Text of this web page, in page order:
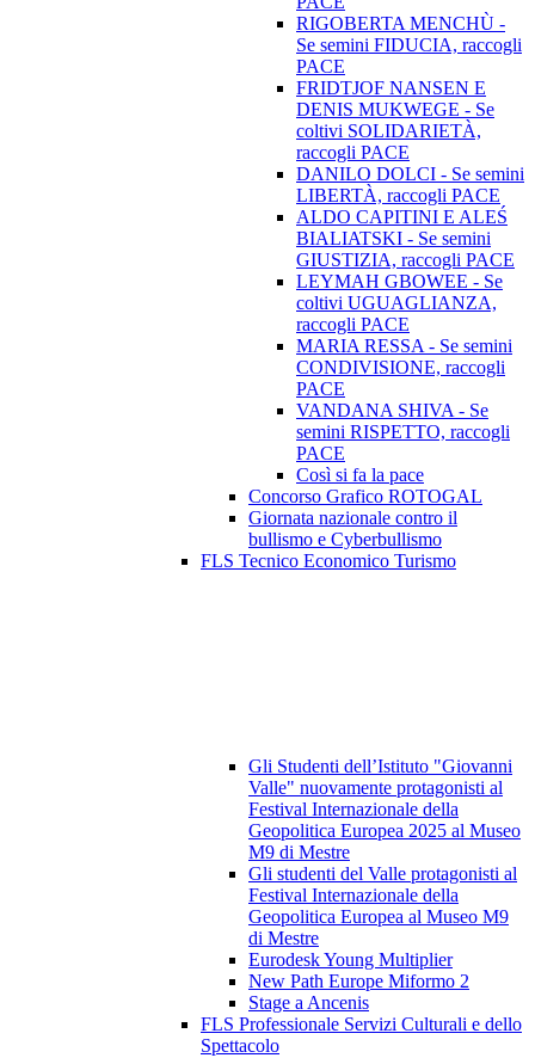
RIGOBERTA MENCHÙ -
Se semini FIDUCIA, raccogli
PACE
FRIDTJOF NANSEN E
DENIS MUKWEGE - Se
coltivi SOLIDARIETÀ,
raccogli PACE
DANILO DOLCI - Se semini
LIBERTÀ, raccogli PACE
ALDO CAPITINI E ALEŚ
BIALIATSKI - Se semini
GIUSTIZIA, raccogli PACE
LEYMAH GBOWEE - Se
coltivi UGUAGLIANZA,
raccogli PACE
MARIA RESSA - Se semini
CONDIVISIONE, raccogli
PACE
VANDANA SHIVA - Se
semini RISPETTO, raccogli
PACE
Così si fa la pace
Concorso Grafico ROTOGAL
Giornata nazionale contro il
bullismo e Cyberbullismo
FLS Tecnico Economico Turismo
Gli Studenti dell’Istituto "Giovanni
Valle" nuovamente protagonisti al
Festival Internazionale della
Geopolitica Europea 2025 al Museo
M9 di Mestre
Gli studenti del Valle protagonisti al
Festival Internazionale della
Geopolitica Europea al Museo M9
di Mestre
Eurodesk Young Multiplier
New Path Europe Miformo 2
Stage a Ancenis
FLS Professionale Servizi Culturali e dello
Spettacolo